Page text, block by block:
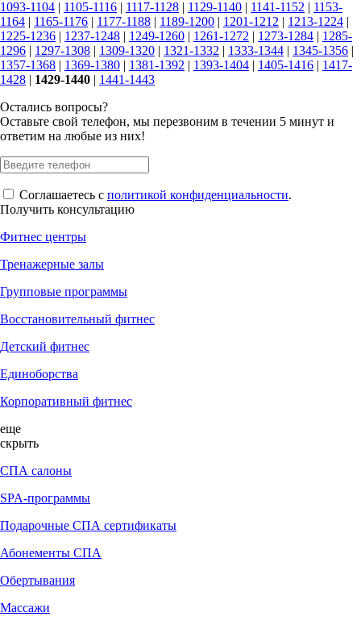
1093-1104 | 1105-1116 | 1117-1128 | 1129-1140 | 1141-1152 | 1153-
1164 | 1165-1176 | 1177-1188 | 1189-1200 | 1201-1212 | 1213-1224 |
1225-1236 | 1237-1248 | 1249-1260 | 1261-1272 | 1273-1284 | 1285-
1296 | 1297-1308 | 1309-1320 | 1321-1332 | 1333-1344 | 1345-1356 |
1357-1368 | 1369-1380 | 1381-1392 | 1393-1404 | 1405-1416 | 1417-
1428 | 1429-1440 | 1441-1443
Остались вопросы?
Оставьте свой телефон, мы перезвоним в течении 5 минут и
ответим на любые из них!
Соглашаетесь с политикой конфиденциальности.
Получить консультацию
Фитнес центры
Тренажерные залы
Групповые программы
Восстановительный фитнес
Детский фитнес
Единоборства
Корпоративный фитнес
еще
скрыть
СПА салоны
SPA-программы
Подарочные СПА сертификаты
Абонементы СПА
Обертывания
Массажи